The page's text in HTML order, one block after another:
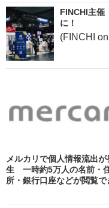
FINCHI主催
に！
(FINCHI
メルカリで個人情報流出が
生 一時約5万人の名前・
所・銀行口座などが閲覧で